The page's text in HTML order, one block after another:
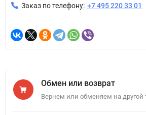
Заказ по телефону: +7 495 220 33 01
Обмен или возврат
Вернем или обменяем на другой